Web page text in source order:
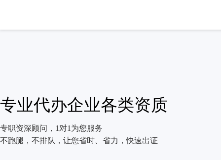
专业代办企业各类资质
专职资深顾问，1对1为您服务
不跑腿，不排队，让您省时、省力，快速出证